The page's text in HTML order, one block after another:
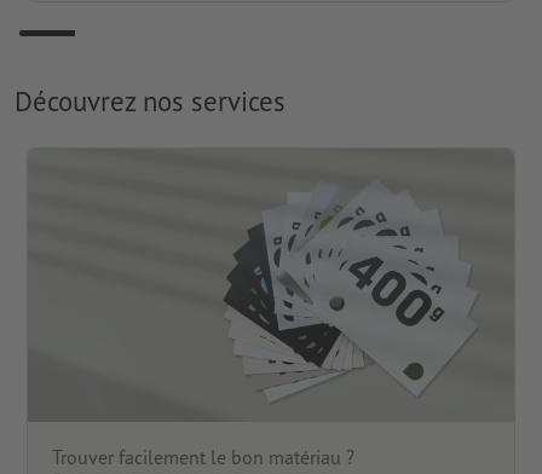
Découvrez nos services
Trouver facilement le bon matériau ?